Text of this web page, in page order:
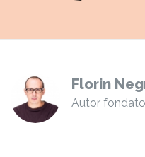
Florin
Autor